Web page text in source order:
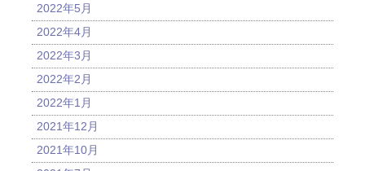
2022年5月
2022年4月
2022年3月
2022年2月
2022年1月
2021年12月
2021年10月